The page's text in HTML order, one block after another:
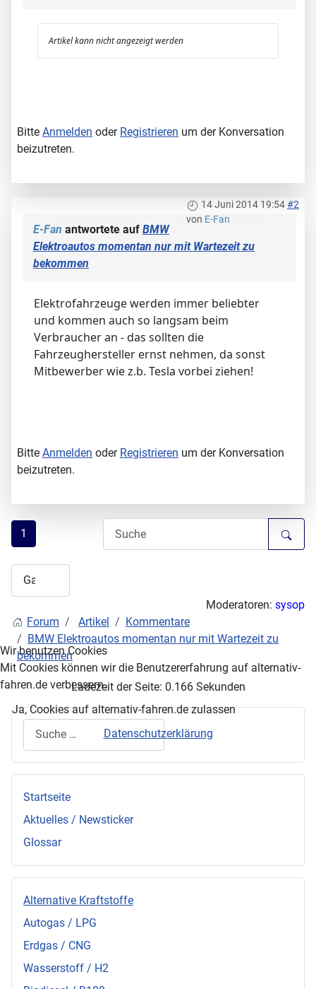
Artikel kann nicht angezeigt werden
Bitte Anmelden oder Registrieren um der Konversation
beizutreten.
14 Juni 2014 19:54#2
von E-Fan
E-Fan antwortete auf BMW
Elektroautos momentan nur mit Wartezeit zu
bekommen
Elektrofahrzeuge werden immer beliebter
und kommen auch so langsam beim
Verbraucher an - das sollten die
Fahrzeughersteller ernst nehmen, da sonst
Mitbewerber wie z.b. Tesla vorbei ziehen!
Bitte Anmelden oder Registrieren um der Konversation
beizutreten.
1
Moderatoren: sysop
Forum
Artikel
Kommentare
BMW Elektroautos momentan nur mit Wartezeit zu
bekommen
Ladezeit der Seite: 0.166 Sekunden
Startseite
Aktuelles / Newsticker
Glossar
Alternative Kraftstoffe
Autogas / LPG
Erdgas / CNG
Wasserstoff / H2
Wir benutzen Cookies
Mit Cookies können wir die Benutzererfahrung auf alternativ-
fahren.de verbessern.
Ja, Cookies auf alternativ-fahren.de zulassen
Datenschutzerklärung